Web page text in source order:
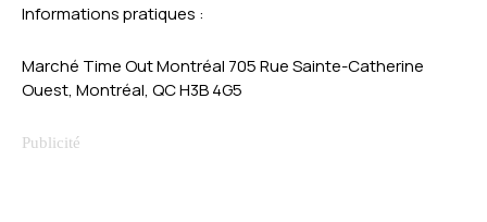
Informations pratiques :
Marché Time Out Montréal 705 Rue Sainte-Catherine
Ouest, Montréal, QC H3B 4G5